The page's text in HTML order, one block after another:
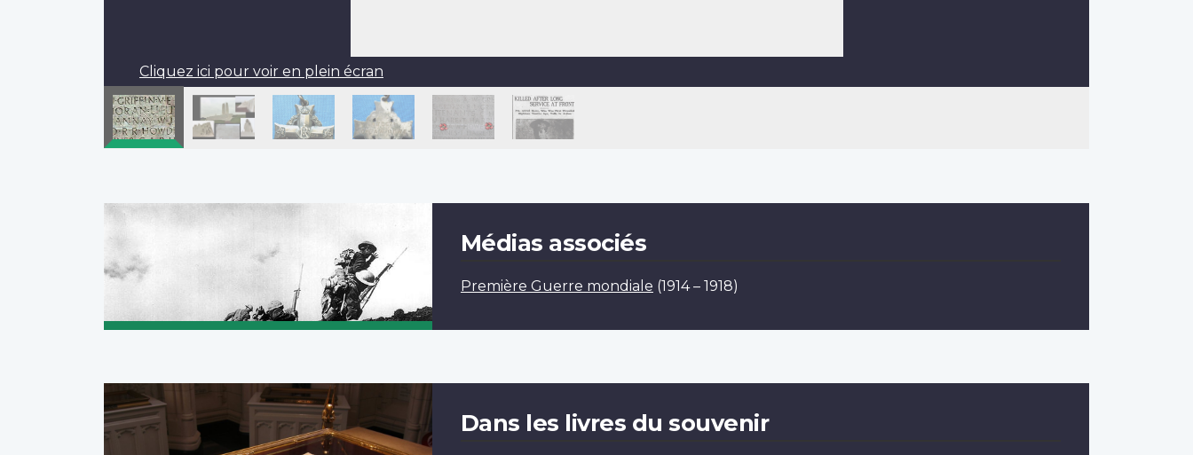
Cliquez ici pour voir en plein écran
Médias associés
Première Guerre mondiale (1914 – 1918)
Dans les livres du souvenir